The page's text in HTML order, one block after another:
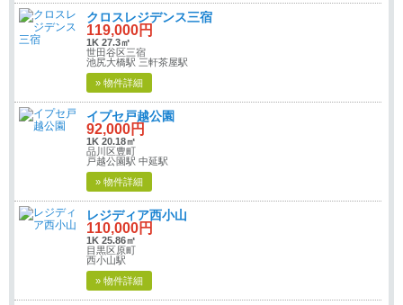
クロスレジデンス三宿
119,000円
1K 27.3㎡
世田谷区三宿
池尻大橋駅 三軒茶屋駅
» 物件詳細
イプセ戸越公園
92,000円
1K 20.18㎡
品川区豊町
戸越公園駅 中延駅
» 物件詳細
レジディア西小山
110,000円
1K 25.86㎡
目黒区原町
西小山駅
» 物件詳細